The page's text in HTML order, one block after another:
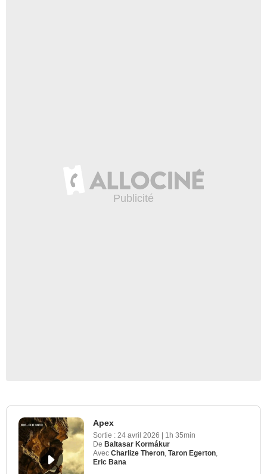
Apex
Sortie : 24 avril 2026 | 1h 35min
De Baltasar Kormákur
Avec Charlize Theron Taron Egerton
Eric Bana